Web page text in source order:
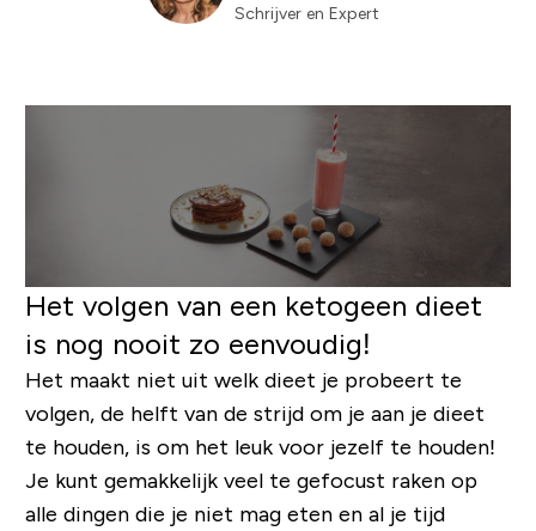
Schrijver en Expert
Het volgen van een ketogeen dieet
is nog nooit zo eenvoudig!
Het maakt niet uit welk dieet je probeert te
volgen, de helft van de strijd om je aan je dieet
te houden, is om het leuk voor jezelf te houden!
Je kunt gemakkelijk veel te gefocust raken op
alle dingen die je niet mag eten en al je tijd